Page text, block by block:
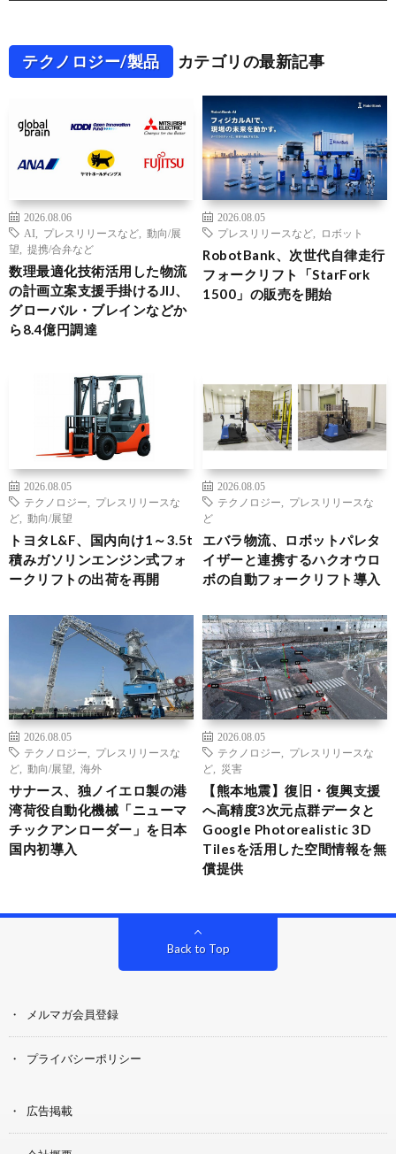
テクノロジー/製品 カテゴリの最新記事
2026.08.06
AI
プレスリリースなど
動向/展
望
提携/合弁など
数理最適化技術活用した物流
の計画立案支援手掛けるJIJ、
グローバル・ブレインなどか
ら8.4億円調達
2026.08.05
プレスリリースなど
ロボット
RobotBank、次世代自律走行
フォークリフト「StarFork
1500」の販売を開始
2026.08.05
テクノロジー
プレスリリースな
ど
動向/展望
トヨタL&F、国内向け1～3.5t
積みガソリンエンジン式フォ
ークリフトの出荷を再開
2026.08.05
テクノロジー
プレスリリースな
ど
エバラ物流、ロボットパレタ
イザーと連携するハクオウロ
ボの自動フォークリフト導入
2026.08.05
テクノロジー
プレスリリースな
ど
動向/展望 海外
サナース、独ノイエロ製の港
湾荷役自動化機械「ニューマ
チックアンローダー」を日本
国内初導入
2026.08.05
テクノロジー
プレスリリースな
ど
災害
【熊本地震】復旧・復興支援
へ高精度3次元点群データと
Google Photorealistic 3D
Tilesを活用した空間情報を無
償提供
Back to Top
メルマガ会員登録
プライバシーポリシー
広告掲載